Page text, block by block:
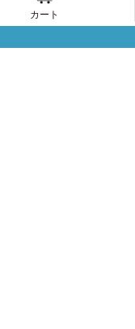
カート